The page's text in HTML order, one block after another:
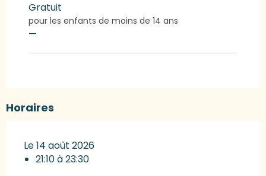
Gratuit
pour les enfants de moins de 14 ans
—
Horaires
Le 14 août 2026
21:10 à 23:30